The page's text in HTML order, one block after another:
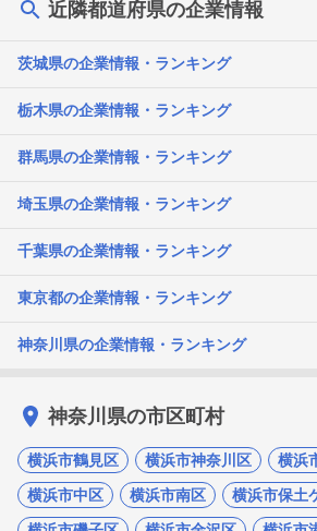
近隣都道府県の企業情報
茨城県の企業情報・ランキング
栃木県の企業情報・ランキング
群馬県の企業情報・ランキング
埼玉県の企業情報・ランキング
千葉県の企業情報・ランキング
東京都の企業情報・ランキング
神奈川県の企業情報・ランキング
神奈川県の市区町村
横浜市鶴見区 横浜市神奈川区
横浜
横浜市中区
横浜市南区
横浜市保土